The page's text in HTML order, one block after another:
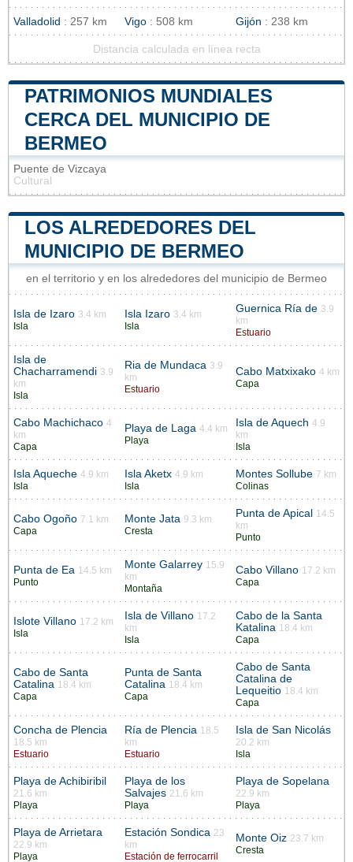
Valladolid : 257 km Vigo : 508 km Gijón : 238 km
Distancia calculada en línea recta
PATRIMONIOS MUNDIALES
CERCA DEL MUNICIPIO DE
BERMEO
Puente de Vizcaya
Cultural
LOS ALREDEDORES DEL
MUNICIPIO DE BERMEO
en el territorio y en los alrededores del municipio de Bermeo
Isla de Izaro 3.4 km
Isla
Isla Izaro 3.4 km
Isla
Guernica Ría de 3.9
km
Estuario
Isla de
Chacharramendi 3.9
km
Isla
Ria de Mundaca 3.9
km
Estuario
Cabo Matxixako 4 km
Capa
Cabo Machichaco 4
km
Capa
Playa de Laga 4.4 km
Playa
Isla de Aquech 4.9
km
Isla
Isla Aqueche 4.9 km
Isla
Isla Aketx 4.9 km
Isla
Montes Sollube 7 km
Colinas
Cabo Ogoño 7.1 km
Capa
Monte Jata 9.3 km
Cresta
Punta de Apical
14.5
km
Punto
Punta de Ea 14.5 km
Punto
Monte Galarrey 15.9
km
Montaña
Cabo Villano 17.2 km
Capa
Islote Villano 17.2 km
Isla
Isla de Villano 17.2
km
Isla
Cabo de la Santa
Katalina 18.4 km
Capa
Cabo de Santa
Catalina 18.4 km
Capa
Punta de Santa
Catalina 18.4 km
Capa
Cabo de Santa
Catalina de
Lequeitio 18.4 km
Capa
Concha de Plencia
18.5 km
Estuario
Ría de Plencia 18.5
km
Estuario
Isla de San Nicolás
20.2 km
Isla
Playa de Achibiribil
21.6 km
Playa
Playa de los
Salvajes 21.6 km
Playa
Playa de Sopelana
22.9 km
Playa
Playa de Arrietara
22.9 km
Playa
Estación Sondica 23
km
Estación de ferrocarril
Monte Oiz 23.7 km
Cresta